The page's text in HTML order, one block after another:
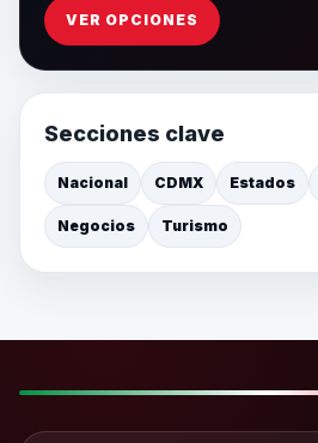
VER OPCIONES
Secciones clave
Nacional CDMX Estados
Negocios Turismo